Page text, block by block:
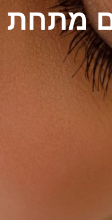
מתחת